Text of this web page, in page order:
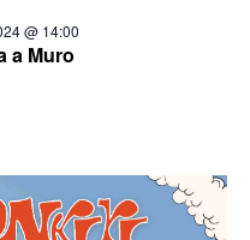
a Muro
@ 14:00